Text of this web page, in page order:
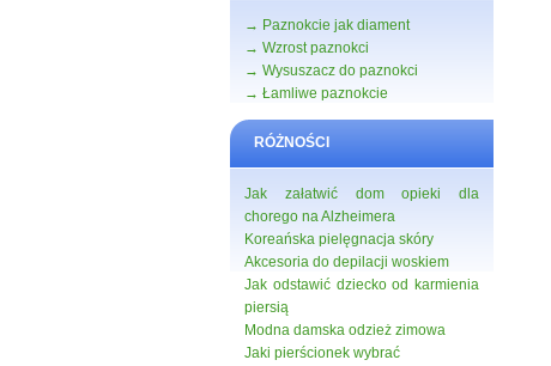
→ Paznokcie jak diament
→ Wzrost paznokci
→ Wysuszacz do paznokci
→ Łamliwe paznokcie
RÓŻNOŚCI
Jak załatwić dom opieki dla
chorego na Alzheimera
Koreańska pielęgnacja skóry
Akcesoria do depilacji woskiem
Jak odstawić dziecko od karmienia
piersią
Modna damska odzież zimowa
Jaki pierścionek wybrać